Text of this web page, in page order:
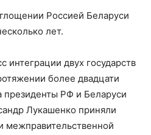
Россией Беларуси
лет.
двух государств
более двадцати
президенты РФ и Беларуси
Лукашенко приняли
межправительственной